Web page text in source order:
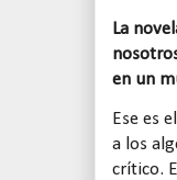
La
en un
Ese es
a los
crítico.